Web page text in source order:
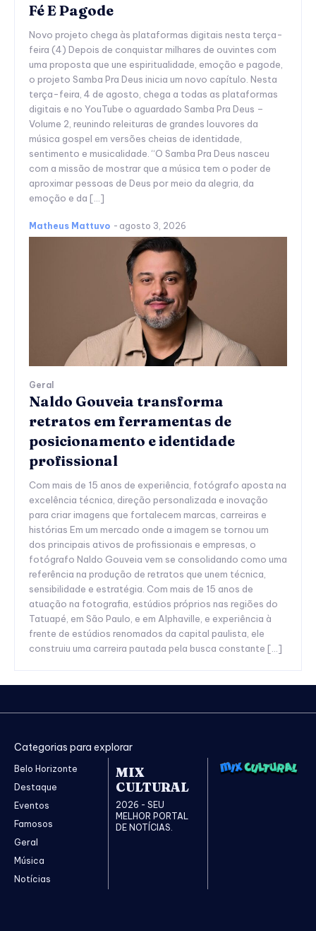
Fé E Pagode
Novo projeto chega às plataformas digitais nesta terça-
feira (4) Depois de conquistar milhares de ouvintes com
uma proposta que une espiritualidade, emoção e pagode,
o projeto Samba Pra Deus inicia um novo capítulo. Nesta
terça-feira, 4 de agosto, chega a todas as plataformas
digitais e no YouTube o aguardado Samba Pra Deus –
Volume 2, reunindo releituras de grandes louvores da
música gospel em versões cheias de identidade,
sentimento e musicalidade. “O Samba Pra Deus nasceu
com a missão de mostrar que a música tem o poder de
aproximar pessoas de Deus por meio da alegria, da
emoção e da […]
Matheus Mattuvo - agosto 3, 2026
Geral
Naldo Gouveia transforma
retratos em ferramentas de
posicionamento e identidade
profissional
Com mais de 15 anos de experiência, fotógrafo aposta na
excelência técnica, direção personalizada e inovação
para criar imagens que fortalecem marcas, carreiras e
histórias Em um mercado onde a imagem se tornou um
dos principais ativos de profissionais e empresas, o
fotógrafo Naldo Gouveia vem se consolidando como uma
referência na produção de retratos que unem técnica,
sensibilidade e estratégia. Com mais de 15 anos de
atuação na fotografia, estúdios próprios nas regiões do
Tatuapé, em São Paulo, e em Alphaville, e experiência à
frente de estúdios renomados da capital paulista, ele
construiu uma carreira pautada pela busca constante […]
Categorias para explorar
Belo Horizonte
Destaque
Eventos
Famosos
Geral
Música
Notícias
MIX
CULTURAL
2026 - SEU
MELHOR PORTAL
DE NOTÍCIAS.